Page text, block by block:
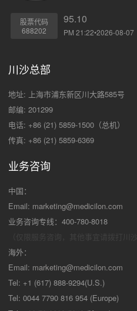
股票代码
688202
95.10
PM 21:22•2026-08-07
川沙总部
地址: 上海市浦东新区川大路585号
邮编: 201299
电话: +86 (21) 5859-1500（总机）
传真: +86 (21) 5859-6369
业务咨询
中国：
Email: marketing@medicilon.com
业务咨询专线：400-780-8018
海外：
Email: marketing@medicilon.com
Tel: +1 (617) 888-9294(U.S.)
Tel: 0044 7790 816 954 (Europe)